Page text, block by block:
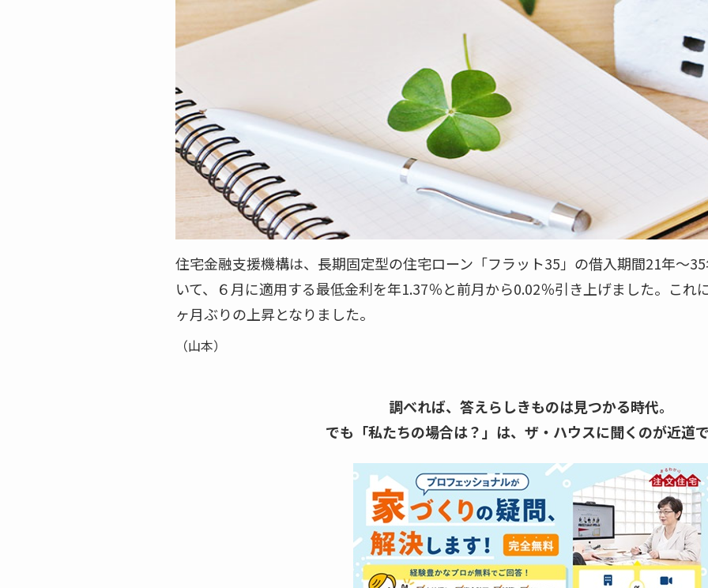
住宅金融支援機構は、長期固定型の住宅ローン「フラット35」の借入期間21年～
いて、６月に適用する最低金利を年1.37％と前月から0.02％引き上げました。これ
ヶ月ぶりの上昇となりました。
（山本）
調べれば、答えらしきものは見つかる時代。
でも「私たちの場合は？」は、 ザ・ハウスに聞くのが近道